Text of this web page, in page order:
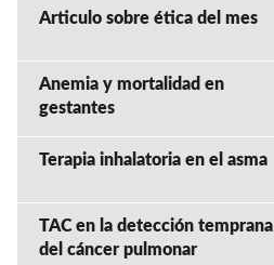
Articulo sobre ética del mes
Anemia y mortalidad en
gestantes
Terapia inhalatoria en el asma
TAC en la detección temprana
del cáncer pulmonar